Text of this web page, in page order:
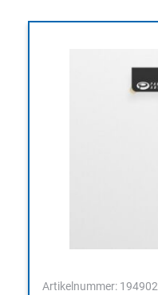
Artikelnummer: 194902